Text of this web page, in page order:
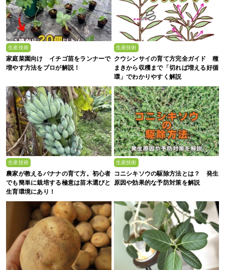
生産技術
家庭菜園向け イチゴ苗をランナーで
増やす方法をプロが解説！
生産技術
クウシンサイの育て方完全ガイド 種
まきから収穫まで「切れば増える好循
環」でわかりやすく解説
生産技術
農家が教えるバナナの育て方。初心者
でも簡単に栽培する極意は苗木選びと
生育環境にあり！
生産技術
コニシキソウの駆除方法とは？ 発生
原因や効果的な予防対策を解説